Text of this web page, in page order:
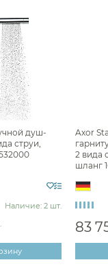
душ-
струи,
Наличие: 2 шт.
Axor
2 вида
шланг
83